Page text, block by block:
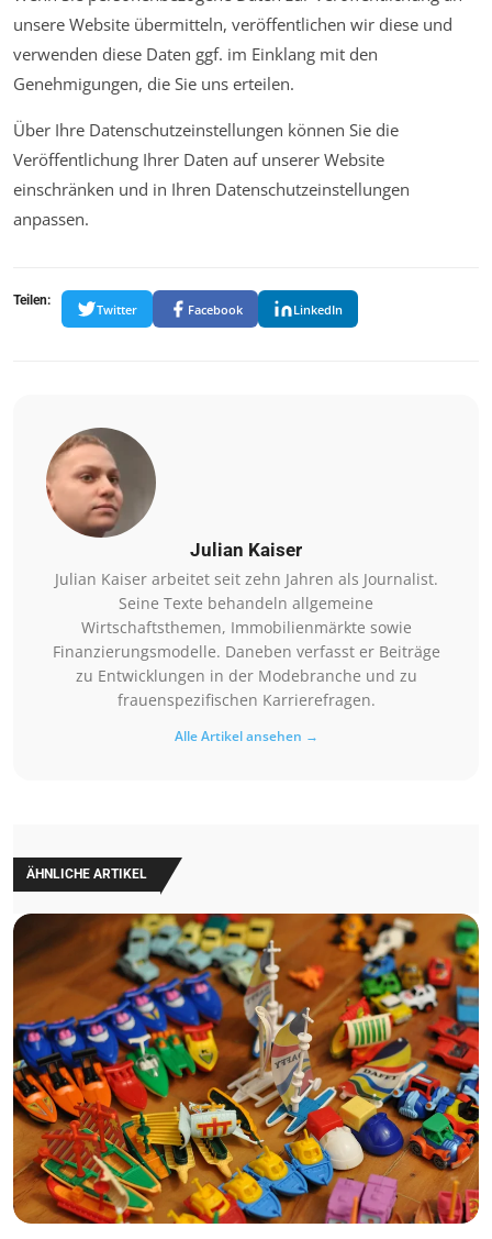
unsere Website übermitteln, veröffentlichen wir diese und
verwenden diese Daten ggf. im Einklang mit den
Genehmigungen, die Sie uns erteilen.
Über Ihre Datenschutzeinstellungen können Sie die
Veröffentlichung Ihrer Daten auf unserer Website
einschränken und in Ihren Datenschutzeinstellungen
anpassen.
Teilen:
Twitter Facebook LinkedIn
Julian Kaiser
Julian Kaiser arbeitet seit zehn Jahren als Journalist.
Seine Texte behandeln allgemeine
Wirtschaftsthemen, Immobilienmärkte sowie
Finanzierungsmodelle. Daneben verfasst er Beiträge
zu Entwicklungen in der Modebranche und zu
frauenspezifischen Karrierefragen.
Alle Artikel ansehen →
ÄHNLICHE ARTIKEL